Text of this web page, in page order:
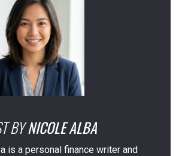
BY NICOLE ALBA
is a personal finance writer and